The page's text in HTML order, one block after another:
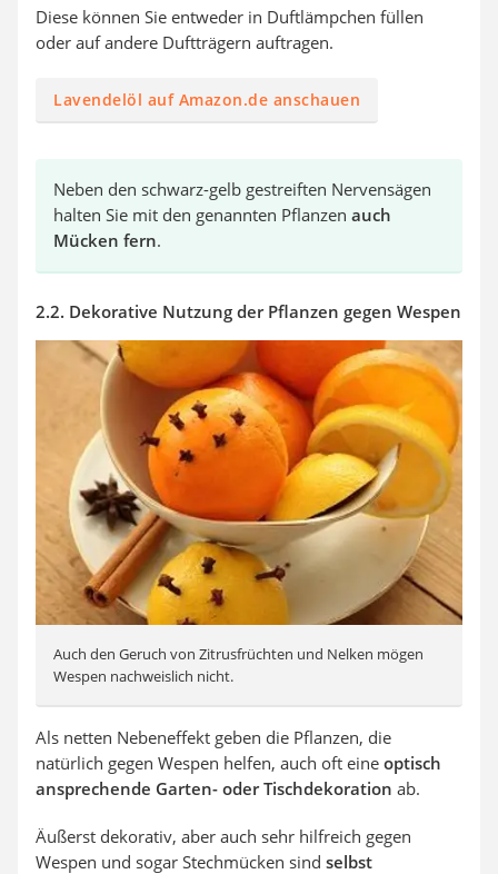
Diese können Sie entweder in Duftlämpchen füllen
oder auf andere Duftträgern auftragen.
Lavendelöl auf Amazon.de anschauen
Neben den schwarz-gelb gestreiften Nervensägen
halten Sie mit den genannten Pflanzen auch
Mücken fern.
2.2. Dekorative Nutzung der Pflanzen gegen Wespen
Auch den Geruch von Zitrusfrüchten und Nelken mögen
Wespen nachweislich nicht.
Als netten Nebeneffekt geben die Pflanzen, die
natürlich gegen Wespen helfen, auch oft eine optisch
ansprechende Garten- oder Tischdekoration ab.
Äußerst dekorativ, aber auch sehr hilfreich gegen
Wespen und sogar Stechmücken sind selbst